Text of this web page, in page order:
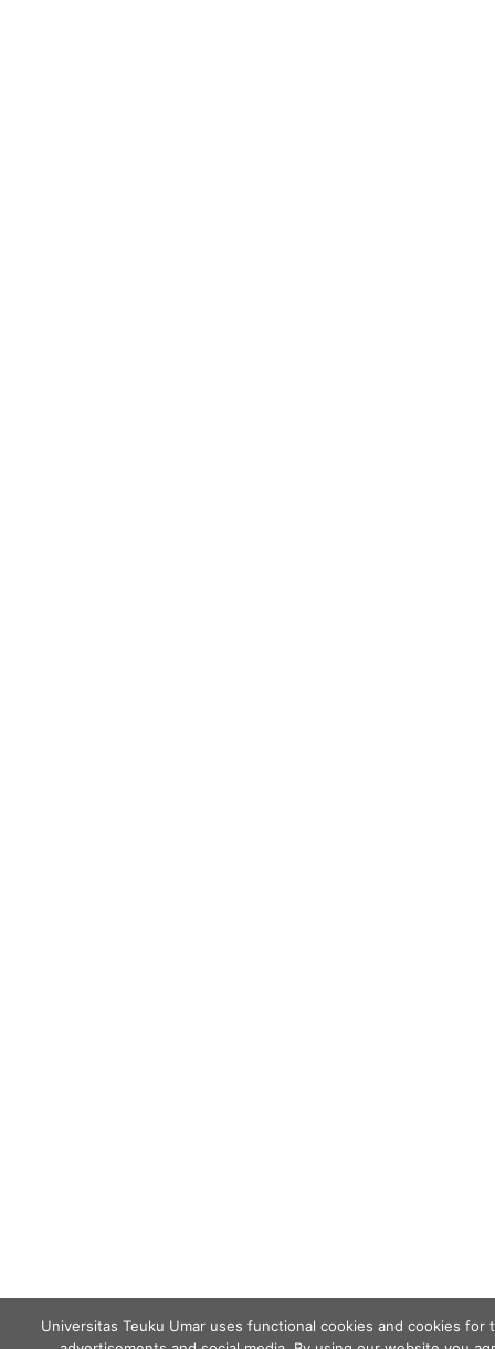
Universitas Teuku Umar uses functional cookies and cookies